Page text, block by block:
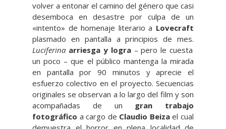
volver a entonar el camino del género que casi
desemboca en desastre por culpa de un
«intento» de homenaje literario a Lovecraft
plasmado en pantalla a principios de mes.
Luciferina arriesga y logra– pero le cuesta
un poco – que el público mantenga la mirada
en pantalla por 90 minutos y aprecie el
esfuerzo colectivo en el proyecto. Secuencias
originales se observan a lo largo del film y son
acompañadas de un gran trabajo
fotográfico a cargo de Claudio Beizael cual